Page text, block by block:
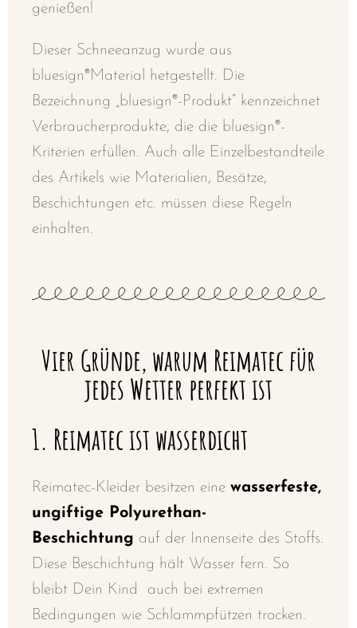
genießen!
Dieser Schneeanzug wurde aus
bluesign®Material hetgestellt. Die
Bezeichnung „bluesign®-Produkt“ kennzeichnet
Verbraucherprodukte, die die bluesign®-
Kriterien erfüllen. Auch alle Einzelbestandteile
des Artikels wie Materialien, Besätze,
Beschichtungen etc. müssen diese Regeln
einhalten.
Vier Gründe, warum Reimatec für
jedes Wetter perfekt ist
1. Reimatec ist wasserdicht
Reimatec-Kleider besitzen eine wasserfeste,
ungiftige Polyurethan-
Beschichtung auf der Innenseite des Stoffs.
Diese Beschichtung hält Wasser fern. So
bleibt Dein Kind auch bei extremen
Bedingungen wie Schlammpfützen trocken.